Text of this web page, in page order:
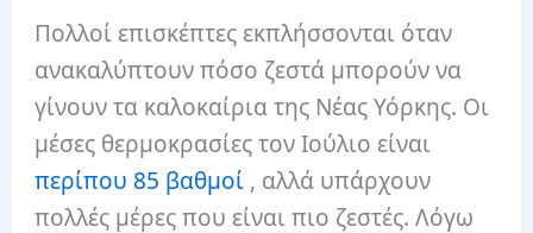
Πολλοί επισκέπτες εκπλήσσονται όταν
ανακαλύπτουν πόσο ζεστά μπορούν να
γίνουν τα καλοκαίρια της Νέας Υόρκης. Οι
μέσες θερμοκρασίες τον Ιούλιο είναι
περίπου 85 βαθμοί , αλλά υπάρχουν
πολλές μέρες που είναι πιο ζεστές. Λόγω